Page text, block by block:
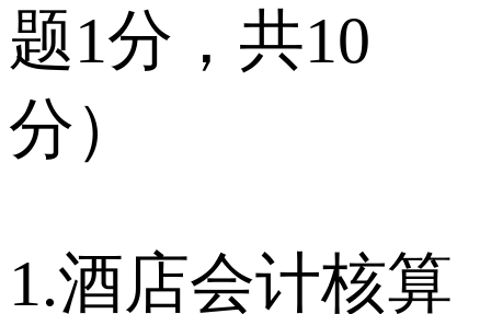
题1分，共10
分）
1.酒店会计核算